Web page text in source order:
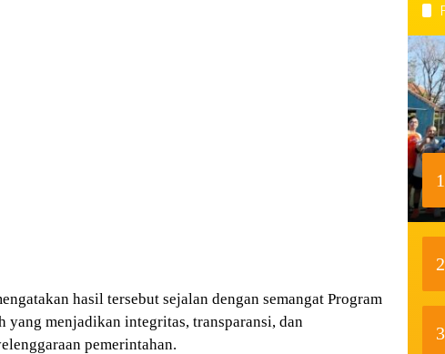
hasil tersebut sejalan dengan semangat Program
yang menjadikan integritas, transparansi, dan
pemerintahan.
1
2
3